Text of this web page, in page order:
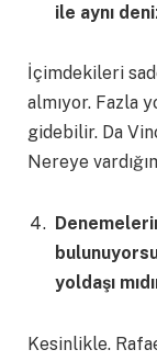
ile aynı
İçimdekileri
almıyor. Fazla
gidebilir. Da
Nereye
yoldaşı
Kesinlikle.